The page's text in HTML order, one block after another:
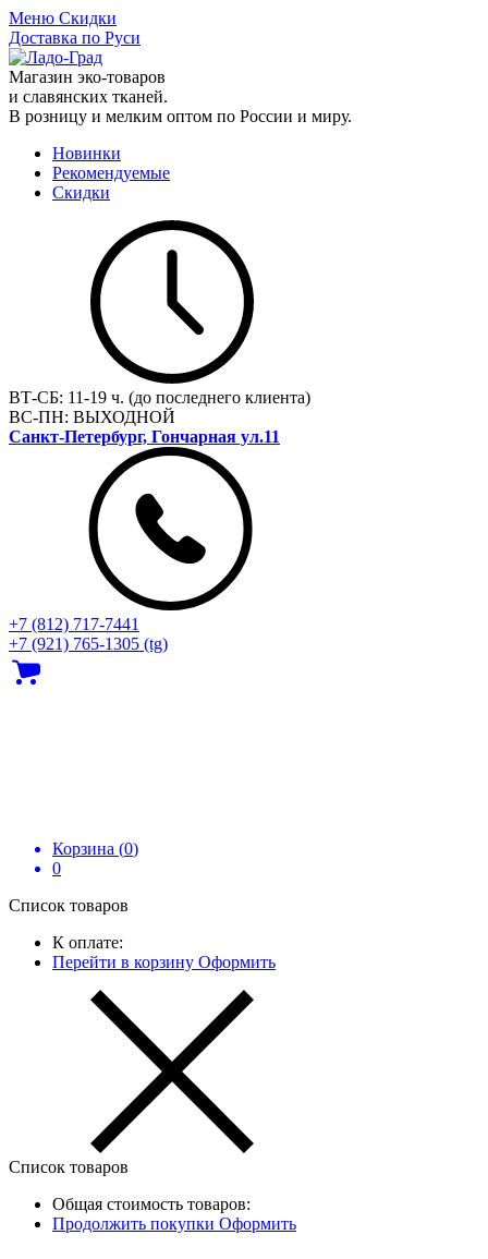
Меню Скидки
Доставка по Руси
Магазин эко-товаров
и славянских тканей.
В розницу и мелким оптом по России и миру.
Новинки
Рекомендуемые
Скидки
ВТ-СБ: 11-19 ч. (до последнего клиента)
ВС-ПН: ВЫХОДНОЙ
Санкт-Петербург, Гончарная ул.11
+7 (812) 717‑7441
+7 (921) 765-1305 (tg)
Корзина (0)
0
Список товаров
К оплате:
Перейти в корзину Оформить
Список товаров
Общая стоимость товаров:
Продолжить покупки Оформить